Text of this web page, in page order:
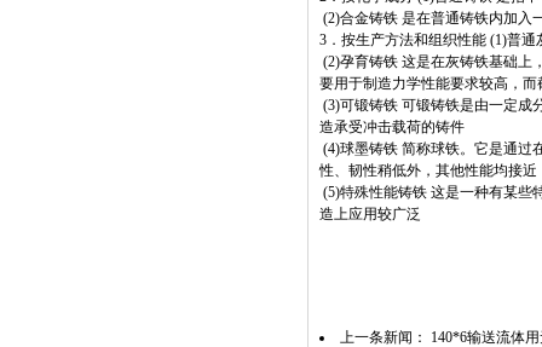
(2)合金铸铁 是在普通铸铁内加入
3．按生产方法和组织性能 (1)普通
(2)孕育铸铁 这是在灰铸铁基础上
要用于制造力学性能要求较高，
(3)可锻铸铁 可锻铸铁是由一定成
造承受冲击载荷的铸件
(4)球墨铸铁 简称球铁。它是通过
性、韧性稍低外，其他性能均接
(5)特殊性能铸铁 这是一种有某些
造上应用较广泛
上一条新闻：
140*6输送流体